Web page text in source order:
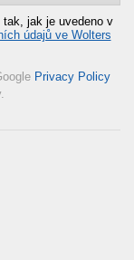
jak je uvedeno v
údajů ve Wolters
Privacy Policy